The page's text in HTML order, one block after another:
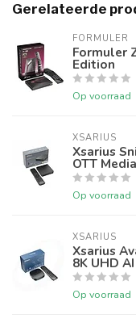
Gerelateerde
FORMULER
Formuler
Edition
Op voorraad
XSARIUS
Xsarius
OTT
Op voorraad
XSARIUS
Xsarius
8K UHD
Op voorraad